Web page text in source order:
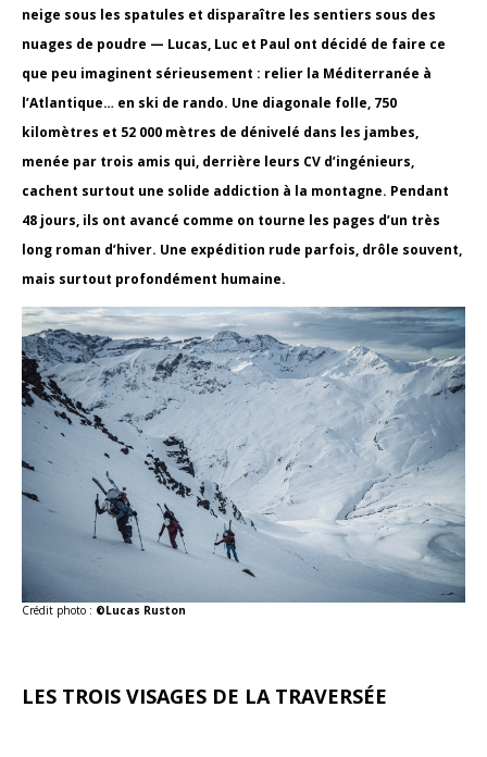
neige sous les spatules et disparaître les sentiers sous des
nuages de poudre — Lucas, Luc et Paul ont décidé de faire ce
que peu imaginent sérieusement : relier la Méditerranée à
l’Atlantique… en ski de rando. Une diagonale folle, 750
kilomètres et 52 000 mètres de dénivelé dans les jambes,
menée par trois amis qui, derrière leurs CV d’ingénieurs,
cachent surtout une solide addiction à la montagne. Pendant
48 jours, ils ont avancé comme on tourne les pages d’un très
long roman d’hiver. Une expédition rude parfois, drôle souvent,
mais surtout profondément humaine.
Crédit photo : ©Lucas Ruston
LES TROIS VISAGES DE LA TRAVERSÉE